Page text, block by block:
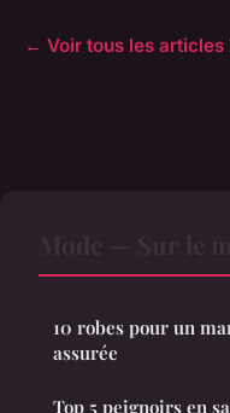
← Voir tous les articles
10 robes pour un
assurée
Top 5 peignoirs en